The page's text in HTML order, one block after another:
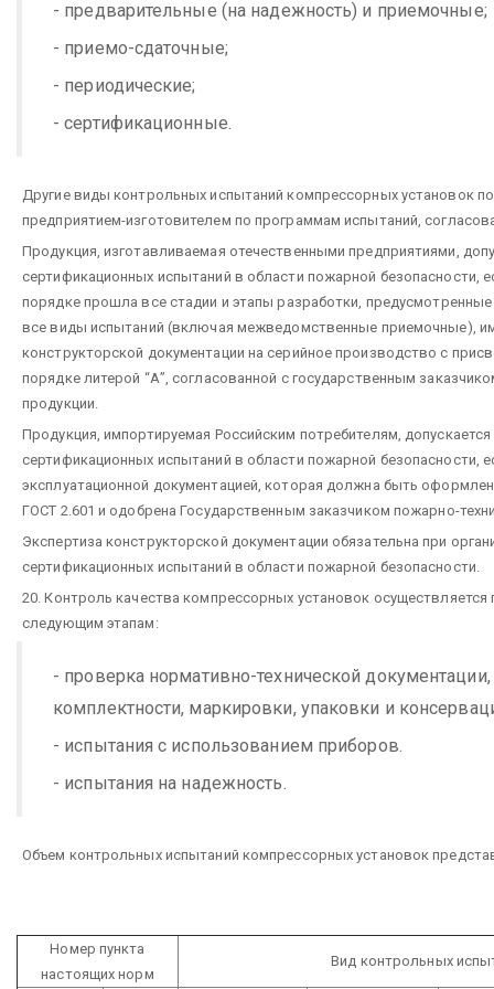
- предварительные (на надежность) и приемочные;
- приемо-сдаточные;
- периодические;
- сертификационные.
Другие виды контрольных испытаний компрессорных установок
предприятием-изготовителем по программам испытаний,
Продукция, изготавливаемая отечественными предприятиями,
сертификационных испытаний в области пожарной безопасности,
порядке прошла все стадии и этапы разработки, предусмотренные
все виды испытаний (включая межведомственные приемочные),
конструкторской документации на серийное производство с
порядке литерой “А”, согласованной с государственным
продукции.
Продукция, импортируемая Российским потребителям,
сертификационных испытаний в области пожарной безопасности,
эксплуатационной документацией, которая должна быть
ГОСТ 2.601 и одобрена Государственным заказчиком пожарно-
Экспертиза конструкторской документации обязательна при
сертификационных испытаний в области пожарной безопасности.
20. Контроль качества компрессорных установок осуществляется
следующим этапам:
- проверка нормативно-технической
комплектности, маркировки, упаковки и
- испытания с использованием приборов.
- испытания на надежность.
Объем контрольных испытаний компрессорных установок
Номер пункта
настоящих норм
Вид контрольных